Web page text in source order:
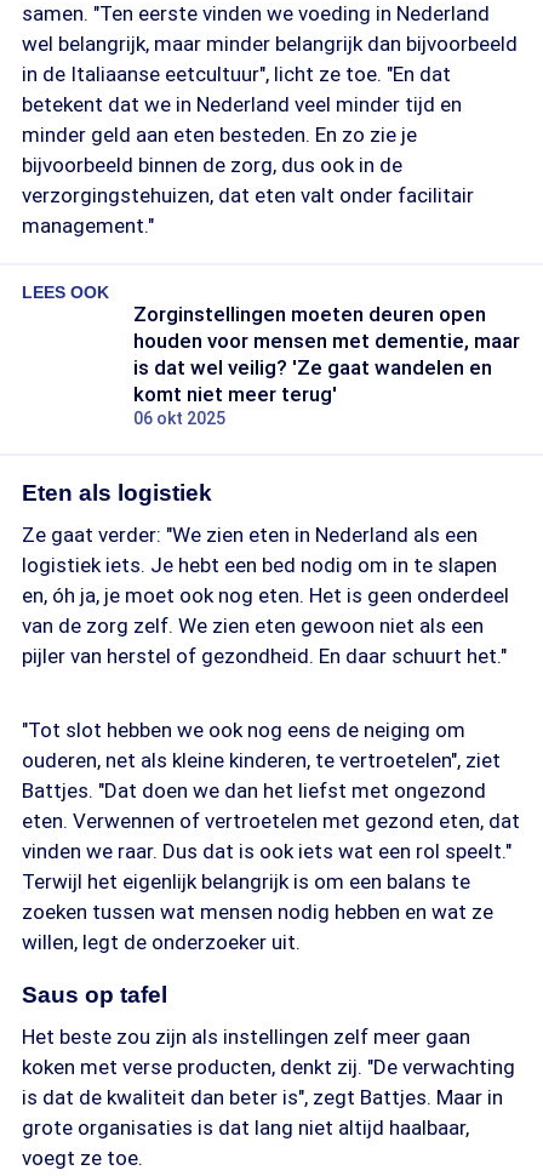
samen. "Ten eerste vinden we voeding in Nederland
wel belangrijk, maar minder belangrijk dan bijvoorbeeld
in de Italiaanse eetcultuur", licht ze toe. "En dat
betekent dat we in Nederland veel minder tijd en
minder geld aan eten besteden. En zo zie je
bijvoorbeeld binnen de zorg, dus ook in de
verzorgingstehuizen, dat eten valt onder facilitair
management."
LEES OOK
Zorginstellingen moeten deuren open
houden voor mensen met dementie, maar
is dat wel veilig? 'Ze gaat wandelen en
komt niet meer terug'
06 okt 2025
Eten als logistiek
Ze gaat verder: "We zien eten in Nederland als een
logistiek iets. Je hebt een bed nodig om in te slapen
en, óh ja, je moet ook nog eten. Het is geen onderdeel
van de zorg zelf. We zien eten gewoon niet als een
pijler van herstel of gezondheid. En daar schuurt het."
"Tot slot hebben we ook nog eens de neiging om
ouderen, net als kleine kinderen, te vertroetelen", ziet
Battjes. "Dat doen we dan het liefst met ongezond
eten. Verwennen of vertroetelen met gezond eten, dat
vinden we raar. Dus dat is ook iets wat een rol speelt."
Terwijl het eigenlijk belangrijk is om een balans te
zoeken tussen wat mensen nodig hebben en wat ze
willen, legt de onderzoeker uit.
Saus op tafel
Het beste zou zijn als instellingen zelf meer gaan
koken met verse producten, denkt zij. "De verwachting
is dat de kwaliteit dan beter is", zegt Battjes. Maar in
grote organisaties is dat lang niet altijd haalbaar,
voegt ze toe.